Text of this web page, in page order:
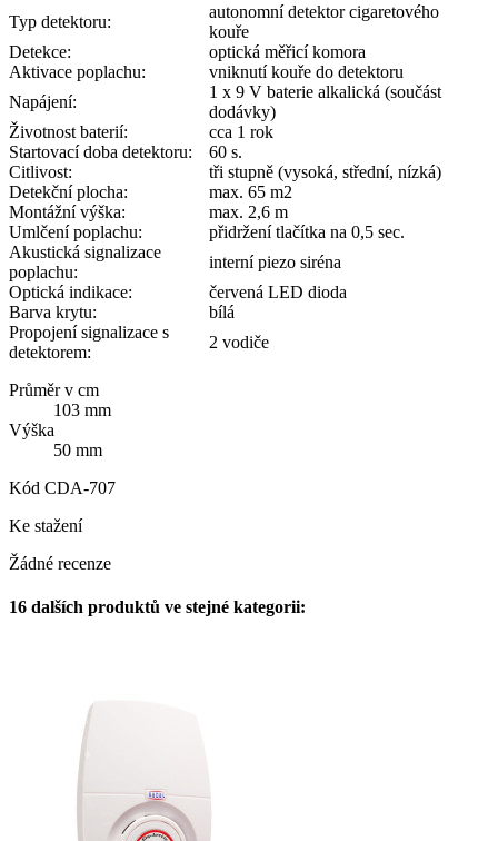
Typ detektoru:
autonomní detektor cigaretového
kouře
Detekce:
optická měřicí komora
Aktivace poplachu:
vniknutí kouře do detektoru
Napájení:
1 x 9 V baterie alkalická (součást
dodávky)
Životnost baterií:
cca 1 rok
Startovací doba detektoru:
60 s.
Citlivost:
tři stupně (vysoká, střední, nízká)
Detekční plocha:
max. 65 m2
Montážní výška:
max. 2,6 m
Umlčení poplachu:
přidržení tlačítka na 0,5 sec.
Akustická signalizace
poplachu:
interní piezo siréna
Optická indikace:
červená LED dioda
Barva krytu:
bílá
Propojení signalizace s
detektorem:
2 vodiče
Průměr v cm
103 mm
Výška
50 mm
Kód CDA-707
Ke stažení
Žádné recenze
16 dalších produktů ve stejné kategorii: